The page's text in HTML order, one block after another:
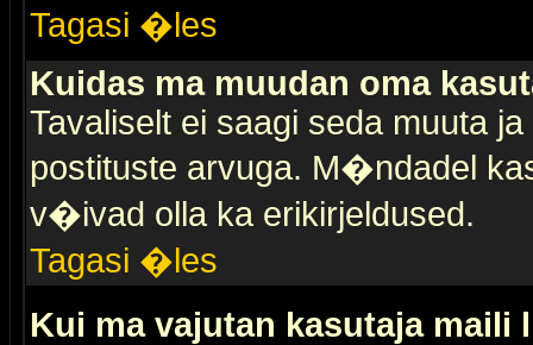
Tagasi �les
Kuidas ma muudan oma
Tavaliselt ei saagi seda muuta
postituste arvuga. M�ndadel
v�ivad olla ka erikirjeldused.
Tagasi �les
Kui ma vajutan kasutaja